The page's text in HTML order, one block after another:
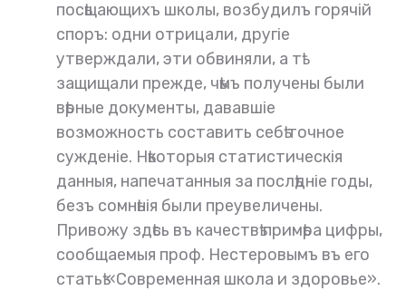
посѣщающихъ школы, возбудилъ горячій
споръ: одни отрицали, другіе
утверждали, эти обвиняли, а тѣ
защищали прежде, чѣмъ получены были
вѣрные документы, дававшіе
возможность составить себѣ точное
сужденіе. Нѣкоторыя статистическія
данныя, напечатанныя за послѣдніе годы,
безъ сомнѣнія были преувеличены.
Привожу здѣсь въ качествѣ примѣра цифры,
сообщаемыя проф. Нестеровымъ въ его
статьѣ «Современная школа и здоровье».